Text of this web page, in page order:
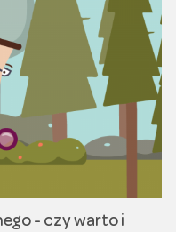
- czy warto i